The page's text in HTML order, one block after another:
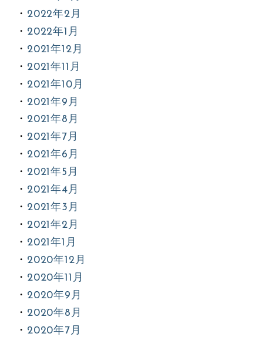
2022年2月
2022年1月
2021年12月
2021年11月
2021年10月
2021年9月
2021年8月
2021年7月
2021年6月
2021年5月
2021年4月
2021年3月
2021年2月
2021年1月
2020年12月
2020年11月
2020年9月
2020年8月
2020年7月